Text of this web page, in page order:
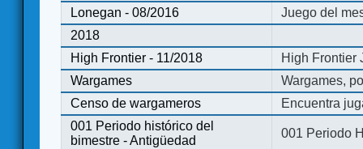
Lonegan - 08/2016
Juego del
2018
High Frontier - 11/2018
High Frontier
Wargames
Wargames,
Censo de wargameros
Encuentra
001 Periodo histórico del
bimestre - Antigüedad
001 Periodo